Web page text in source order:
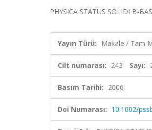
PHYSICA STATUS SOLIDI B-
Yayın Türü: Makale / Tam
Cilt numarası: 243 Sayı:
Basım Tarihi: 2006
Doi Numarası: 10.1002/